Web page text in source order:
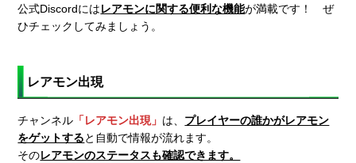
公式Discordにはレアモンに関する便利な機能が満載です！ ぜ
ひチェックしてみましょう。
レアモン出現
チャンネル 「レアモン出現」 は、 プレイヤーの誰かがレアモン
をゲットすると自動で情報が流れます。
そのレアモンのステータスも確認できます。